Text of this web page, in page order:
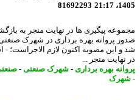
81692293
پیگیری ها در نهایت منجر به
این مصوبه اکنون لازم الاجراست؛ -
منجر ...
بهره برداری- شهرک صنعتی-صنعتی-